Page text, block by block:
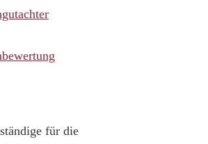
für die